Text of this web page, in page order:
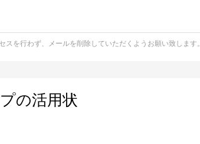
を行わず、メールを削除していただくようお願い致します。
の活用状